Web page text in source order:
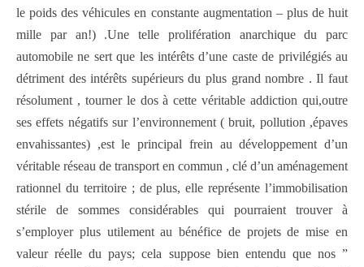
le poids des véhicules en constante augmentation – plus de huit
mille par an!) .Une telle prolifération anarchique du parc
automobile ne sert que les intérêts d’une caste de privilégiés au
détriment des intérêts supérieurs du plus grand nombre . Il faut
résolument , tourner le dos à cette véritable addiction qui,outre
ses effets négatifs sur l’environnement ( bruit, pollution ,épaves
envahissantes) ,est le principal frein au développement d’un
véritable réseau de transport en commun , clé d’un aménagement
rationnel du territoire ; de plus, elle représente l’immobilisation
stérile de sommes considérables qui pourraient trouver à
s’employer plus utilement au bénéfice de projets de mise en
valeur réelle du pays; cela suppose bien entendu que nos ”